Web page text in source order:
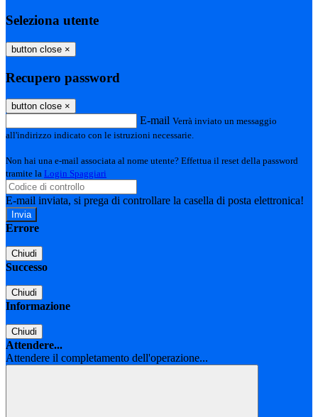
Seleziona utente
button close ×
Recupero password
button close ×
E-mail Verrà inviato un messaggio
all'indirizzo indicato con le istruzioni necessarie.
Non hai una e-mail associata al nome utente? Effettua il reset della password
tramite la Login Spaggiari
E-mail inviata, si prega di controllare la casella di posta elettronica!
Errore
Chiudi
Successo
Chiudi
Informazione
Chiudi
Attendere...
Attendere il completamento dell'operazione...